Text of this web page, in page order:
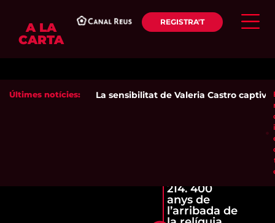
A LA
CARTA
REGISTRA'T
Últimes notícies: La sensibilitat de Valeria Castro
214. 400
anys de
l’arribada de